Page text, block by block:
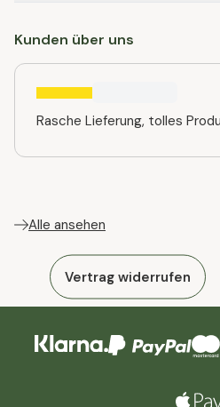
Kunden über uns
Rasche Lieferung, tolles
Alle ansehen
Vertrag widerrufen